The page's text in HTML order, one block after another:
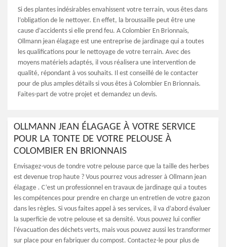
Si des plantes indésirables envahissent votre terrain, vous êtes dans
l’obligation de le nettoyer. En effet, la broussaille peut être une
cause d’accidents si elle prend feu. A Colombier En Brionnais,
Ollmann jean élagage est une entreprise de jardinage qui a toutes
les qualifications pour le nettoyage de votre terrain. Avec des
moyens matériels adaptés, il vous réalisera une intervention de
qualité, répondant à vos souhaits. Il est conseillé de le contacter
pour de plus amples détails si vous êtes à Colombier En Brionnais.
Faites-part de votre projet et demandez un devis.
OLLMANN JEAN ÉLAGAGE À VOTRE SERVICE
POUR LA TONTE DE VOTRE PELOUSE À
COLOMBIER EN BRIONNAIS
Envisagez-vous de tondre votre pelouse parce que la taille des herbes
est devenue trop haute ? Vous pourrez vous adresser à Ollmann jean
élagage . C’est un professionnel en travaux de jardinage qui a toutes
les compétences pour prendre en charge un entretien de votre gazon
dans les règles. Si vous faites appel à ses services, il va d’abord évaluer
la superficie de votre pelouse et sa densité. Vous pouvez lui confier
l’évacuation des déchets verts, mais vous pouvez aussi les transformer
sur place pour en fabriquer du compost. Contactez-le pour plus de